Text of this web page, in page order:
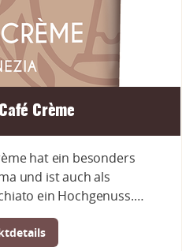
Crème
hat ein besonders
und ist auch als
ein Hochgenuss.…